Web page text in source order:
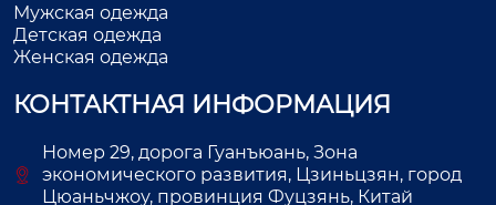
Мужская одежда
Детская одежда
Женская одежда
КОНТАКТНАЯ ИНФОРМАЦИЯ
Номер 29, дорога Гуанъюань, Зона
экономического развития, Цзиньцзян, город
Цюаньчжоу, провинция Фуцзянь, Китай